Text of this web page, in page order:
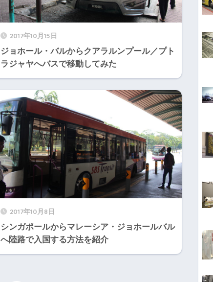
2017年10月15日
ジョホール・バルからクアラルンプール／プト
ラジャヤへバスで移動してみた
2017年10月8日
シンガポールからマレーシア・ジョホールバル
へ陸路で入国する方法を紹介